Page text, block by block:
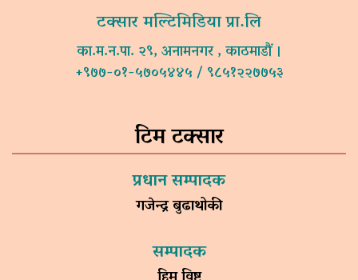
टक्सार मल्टिमिडिया प्रा.लि
का.म.न.पा. २९, अनामनगर , काठमाडौं ।
+९७७-०१-५७०५४४५ / ९८५१२२७७५३
टिम टक्सार
प्रधान सम्पादक
गजेन्द्र बुढाथोकी
सम्पादक